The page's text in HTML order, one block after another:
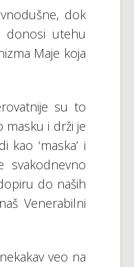
dok
donosi utehu
Maje koja
su to
masku i drži je
kao ‘maska’ i
svakodnevno
do naših
Venerabilni
veo na